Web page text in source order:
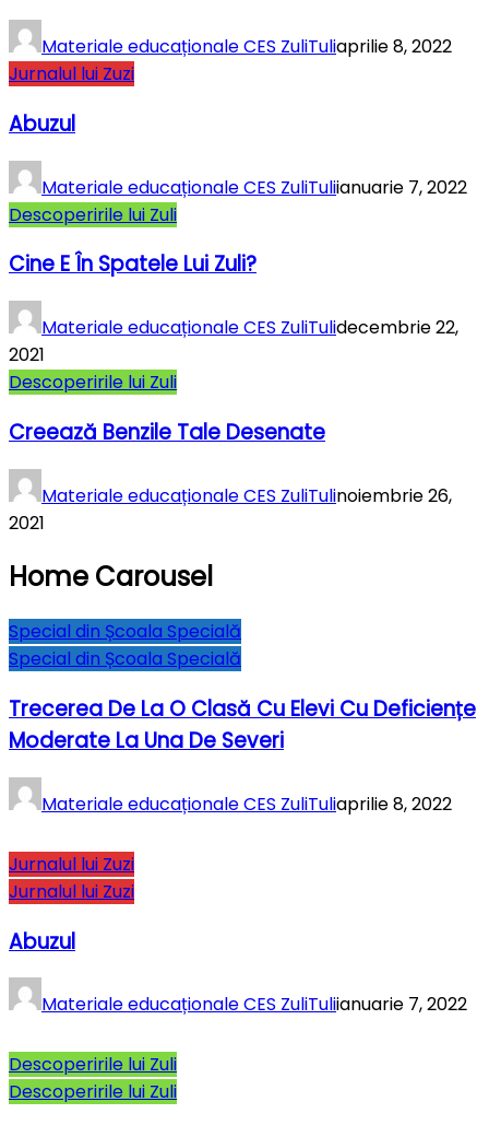
Materiale educaționale CES ZuliTuliaprilie 8, 2022
Jurnalul lui Zuzi
Abuzul
Materiale educaționale CES ZuliTuliianuarie 7, 2022
Descoperirile lui Zuli
Cine E În Spatele Lui Zuli?
Materiale educaționale CES ZuliTulidecembrie 22,
2021
Descoperirile lui Zuli
Creează Benzile Tale Desenate
Materiale educaționale CES ZuliTulinoiembrie 26,
2021
Home Carousel
Special din Școala Specială
Special din Școala Specială
Trecerea De La O Clasă Cu Elevi Cu Deficiențe
Moderate La Una De Severi
Materiale educaționale CES ZuliTuliaprilie 8, 2022
Jurnalul lui Zuzi
Jurnalul lui Zuzi
Abuzul
Materiale educaționale CES ZuliTuliianuarie 7, 2022
Descoperirile lui Zuli
Descoperirile lui Zuli